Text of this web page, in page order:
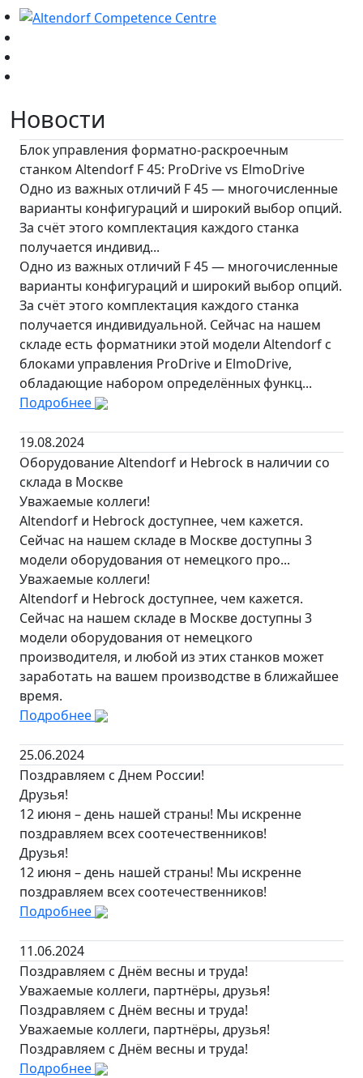
Новости
Блок управления форматно-раскроечным
станком Altendorf F 45: ProDrive vs ElmoDrive
Одно из важных отличий F 45 — многочисленные
варианты конфигураций и широкий выбор опций.
За счёт этого комплектация каждого станка
получается индивид...
Одно из важных отличий F 45 — многочисленные
варианты конфигураций и широкий выбор опций.
За счёт этого комплектация каждого станка
получается индивидуальной. Сейчас на нашем
складе есть форматники этой модели Altendorf с
блоками управления ProDrive и ElmoDrive,
обладающие набором определённых функц...
Подробнее
19.08.2024
Оборудование Altendorf и Hebrock в наличии со
склада в Москве
Уважаемые коллеги!
Altendorf и Hebrock доступнее, чем кажется.
Сейчас на нашем складе в Москве доступны 3
модели оборудования от немецкого про...
Уважаемые коллеги!
Altendorf и Hebrock доступнее, чем кажется.
Сейчас на нашем складе в Москве доступны 3
модели оборудования от немецкого
производителя, и любой из этих станков может
заработать на вашем производстве в ближайшее
время.
Подробнее
25.06.2024
Поздравляем с Днем России!
Друзья!
12 июня – день нашей страны! Мы искренне
поздравляем всех соотечественников!
Друзья!
12 июня – день нашей страны! Мы искренне
поздравляем всех соотечественников!
Подробнее
11.06.2024
Поздравляем с Днём весны и труда!
Уважаемые коллеги, партнёры, друзья!
Поздравляем с Днём весны и труда!
Уважаемые коллеги, партнёры, друзья!
Поздравляем с Днём весны и труда!
Подробнее